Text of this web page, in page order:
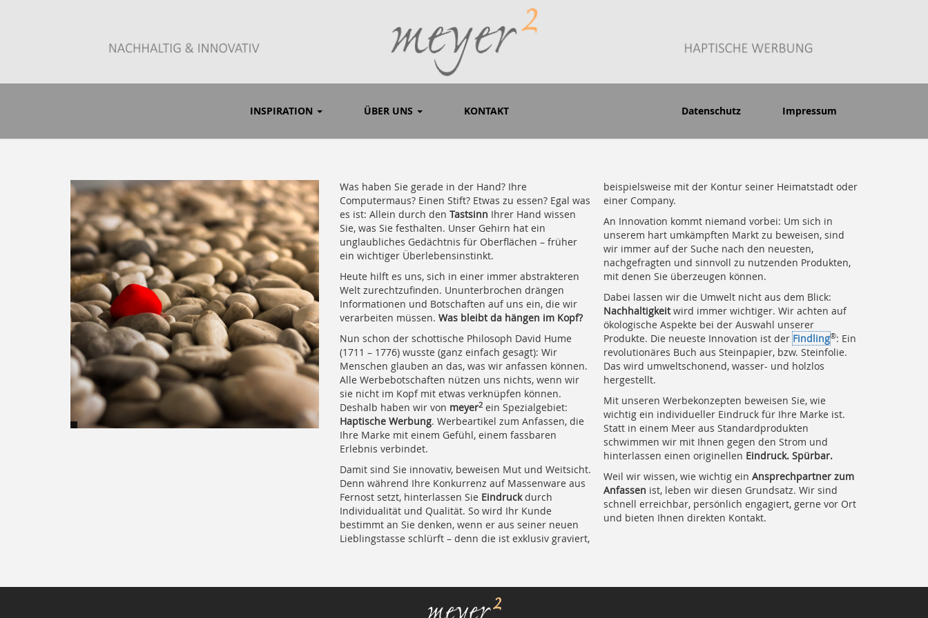
INSPIRATION ÜBER UNS KONTAKT Datenschutz Impressum
Was haben Sie gerade in der Hand? Ihre
Computermaus? Einen Stift? Etwas zu essen? Egal was
es ist: Allein durch den Tastsinn Ihrer Hand wissen
Sie, was Sie festhalten. Unser Gehirn hat ein
unglaubliches Gedächtnis für Oberflächen – früher
ein wichtiger Überlebensinstinkt.
Heute hilft es uns, sich in einer immer abstrakteren
Welt zurechtzufinden. Ununterbrochen drängen
Informationen und Botschaften auf uns ein, die wir
verarbeiten müssen. Was bleibt da hängen im Kopf?
Nun schon der schottische Philosoph David Hume
(1711 – 1776) wusste (ganz einfach gesagt): Wir
Menschen glauben an das, was wir anfassen können.
Alle Werbebotschaften nützen uns nichts, wenn wir
sie nicht im Kopf mit etwas verknüpfen können.
Deshalb haben wir von meyer2ein Spezialgebiet:
Haptische Werbung. Werbeartikel zum Anfassen, die
Ihre Marke mit einem Gefühl, einem fassbaren
Erlebnis verbindet.
Damit sind Sie innovativ, beweisen Mut und Weitsicht.
Denn während Ihre Konkurrenz auf Massenware aus
Fernost setzt, hinterlassen Sie Eindruckdurch
Individualität und Qualität. So wird Ihr Kunde
bestimmt an Sie denken, wenn er aus seiner neuen
Lieblingstasse schlürft – denn die ist exklusiv graviert,
beispielsweise mit der Kontur seiner Heimatstadt oder
einer Company.
An Innovation kommt niemand vorbei: Um sich in
unserem hart umkämpften Markt zu beweisen, sind
wir immer auf der Suche nach den neuesten,
nachgefragten und sinnvoll zu nutzenden Produkten,
mit denen Sie überzeugen können.
Dabei lassen wir die Umwelt nicht aus dem Blick:
Nachhaltigkeitwird immer wichtiger. Wir achten auf
ökologische Aspekte bei der Auswahl unserer
Produkte. Die neueste Innovation ist derFindling®: Ein
revolutionäres Buch aus Steinpapier, bzw. Steinfolie.
Das wird umweltschonend, wasser- und holzlos
hergestellt.
Mit unseren Werbekonzepten beweisen Sie, wie
wichtig ein individueller Eindruck für Ihre Marke ist.
Statt in einem Meer aus Standardprodukten
schwimmen wir mit Ihnen gegen den Strom und
hinterlassen einen originellen Eindruck. Spürbar.
Weil wir wissen, wie wichtig ein Ansprechpartner zum
Anfassen ist, leben wir diesen Grundsatz. Wir sind
schnell erreichbar, persönlich engagiert, gerne vor Ort
und bieten Ihnen direkten Kontakt.